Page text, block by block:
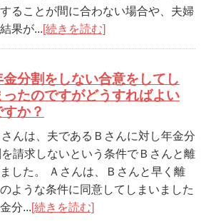
ることが間に合わない場合や、夫婦
果が...[続きを読む]
金分割をしない合意をしてし
ったのですがどうすればよい
すか？
さんは、夫であるＢさんに対し年金分
請求しないという条件でＢさんと離
した。 Ａさんは、Ｂさんと早く離
ような条件に同意してしまいました
分...[続きを読む]